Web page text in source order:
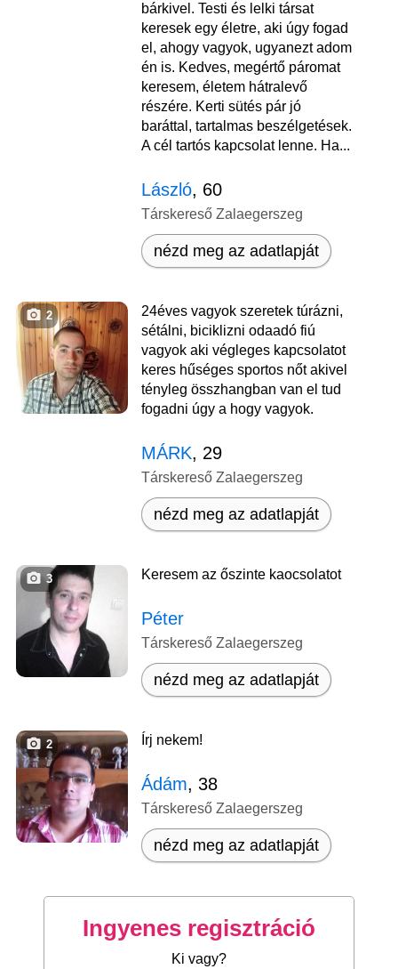
bárkivel. Testi és lelki társat
keresek egy életre, aki úgy fogad
el, ahogy vagyok, ugyanezt adom
én is. Kedves, megértő páromat
keresem, életem hátralevő
részére. Kerti sütés pár jó
baráttal, tartalmas beszélgetések.
A cél tartós kapcsolat lenne. Ha...
László, 60
Társkereső Zalaegerszeg
nézd meg az adatlapját
2
24éves vagyok szeretek túrázni,
sétálni, biciklizni odaadó fiú
vagyok aki végleges kapcsolatot
keres hűséges sportos nőt akivel
tényleg összhangban van el tud
fogadni úgy a hogy vagyok.
MÁRK, 29
Társkereső Zalaegerszeg
nézd meg az adatlapját
3 Keresem az őszinte kaocsolatot
Péter
Társkereső Zalaegerszeg
nézd meg az adatlapját
2 Írj nekem!
Ádám, 38
Társkereső Zalaegerszeg
nézd meg az adatlapját
Ingyenes regisztráció
Ki vagy?